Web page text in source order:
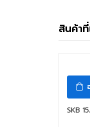
สินค้า
SKB